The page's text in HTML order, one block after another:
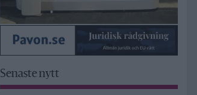
Senaste nytt